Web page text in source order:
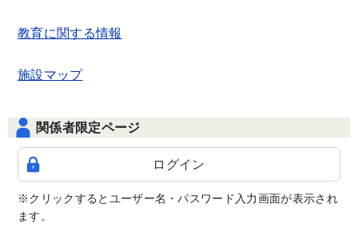
教育に関する情報
施設マップ
関係者限定ページ
ログイン
※クリックするとユーザー名・パスワード入力画面が表示され
ます。